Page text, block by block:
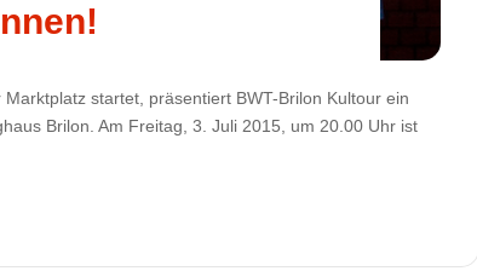
startet, präsentiert BWT-Brilon Kultour ein
Brilon. Am Freitag, 3. Juli 2015, um 20.00 Uhr ist